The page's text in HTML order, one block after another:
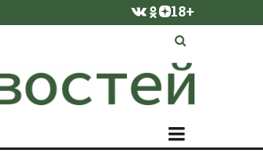
18+